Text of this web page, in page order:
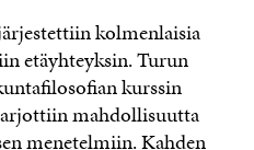
kolmenlaisia
etäyhteyksin. Turun
kurssin
mahdollisuutta
menetelmiin. Kahden